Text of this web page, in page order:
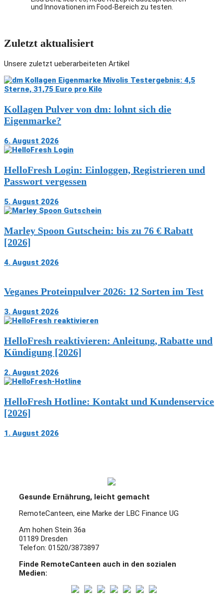
und Innovationen im Food-Bereich zu testen.
Zuletzt aktualisiert
Unsere zuletzt ueberarbeiteten Artikel
Kollagen Pulver von dm: lohnt sich die
Eigenmarke?
6. August 2026
HelloFresh Login: Einloggen, Registrieren und
Passwort vergessen
5. August 2026
Marley Spoon Gutschein: bis zu 76 € Rabatt
[2026]
4. August 2026
Veganes Proteinpulver 2026: 12 Sorten im Test
3. August 2026
HelloFresh reaktivieren: Anleitung, Rabatte und
Kündigung [2026]
2. August 2026
HelloFresh Hotline: Kontakt und Kundenservice
[2026]
1. August 2026
Gesunde Ernährung, leicht gemacht
RemoteCanteen, eine Marke der LBC Finance UG
Am hohen Stein 36a
01189 Dresden
Telefon: 01520/3873897
Finde RemoteCanteen auch in den sozialen
Medien: